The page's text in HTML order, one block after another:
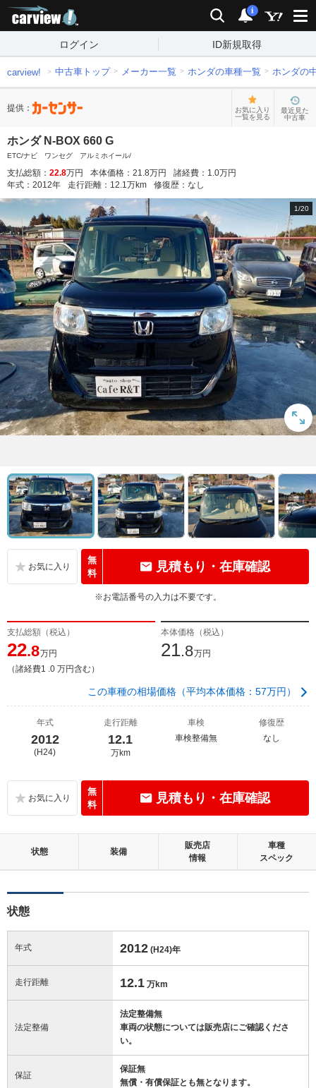
検索 通知
i
ログイン ID新規取得
carview! 中古車トップ メーカー一覧 ホンダの車種一覧 ホンダの
提供：
お気に入り
一覧を見る
最近見た
中古車
ホンダ N-BOX 660 G
ETC/ナビ ワンセグ アルミホイール/
支払総額： 22.8万円 本体価格： 21.8万円 諸経費： 1.0万円
年式： 2012年 走行距離： 12.1万km 修復歴： なし
1/20
無
料
見積もり・在庫確認
※お電話番号の入力は不要です。
支払総額（税込）
22.8万円
（諸経費1 .0 万円含む）
本体価格（税込）
21.8万円
この車種の相場価格（平均本体価格：57万円）
年式
2012
(H24)
走行距離
12.1
万km
車検
車検整備無
修復歴
なし
無
料
見積もり・在庫確認
状態 装備
販売店
情報
車種
スペック
状態
年式 2012 (H24)年
走行距離 12.1 万km
法定整備
法定整備無
車両の状態については販売店にご確認くださ
い。
保証
保証無
無償・有償保証とも無となります。